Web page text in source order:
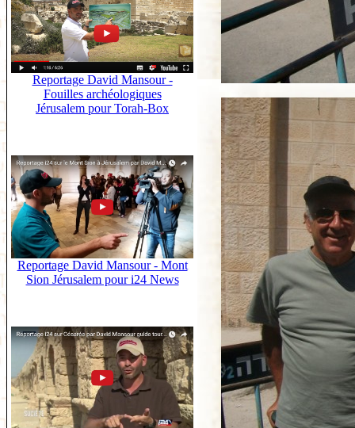
Reportage David Mansour -
Fouilles archéologiques
Jérusalem pour Torah-Box
Reportage David Mansour - Mont
Sion Jérusalem pour i24 News